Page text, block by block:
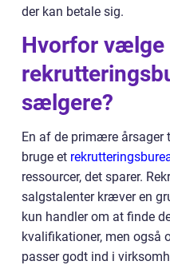
der kan betale sig.
Hvorfor vælge
sælgere?
En af de primære
bruge et
ressourcer, det sparer.
salgstalenter kræver en
kun handler om at finde
kvalifikationer, men også
passer godt ind i